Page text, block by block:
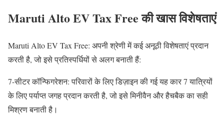
Maruti Alto EV Tax Free की खास विशेषताएं
Maruti Alto EV Tax Free: अपनी श्रेणी में कई अनूठी विशेषताएं प्रदान
करती है, जो इसे प्रतिस्पर्धियों से अलग बनाती हैं:
7-सीटर कॉन्फिगरेशन: परिवारों के लिए डिज़ाइन की गई यह कार 7 यात्रियों
के लिए पर्याप्त जगह प्रदान करती है, जो इसे मिनीवैन और हैचबैक का सही
मिश्रण बनाती है।